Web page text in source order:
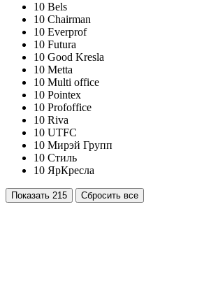
10 Bels
10 Chairman
10 Everprof
10 Futura
10 Good Kresla
10 Metta
10 Multi office
10 Pointex
10 Profoffice
10 Riva
10 UTFC
10 Мирэй Групп
10 Стиль
10 ЯрКресла
Показать 215 Сбросить все